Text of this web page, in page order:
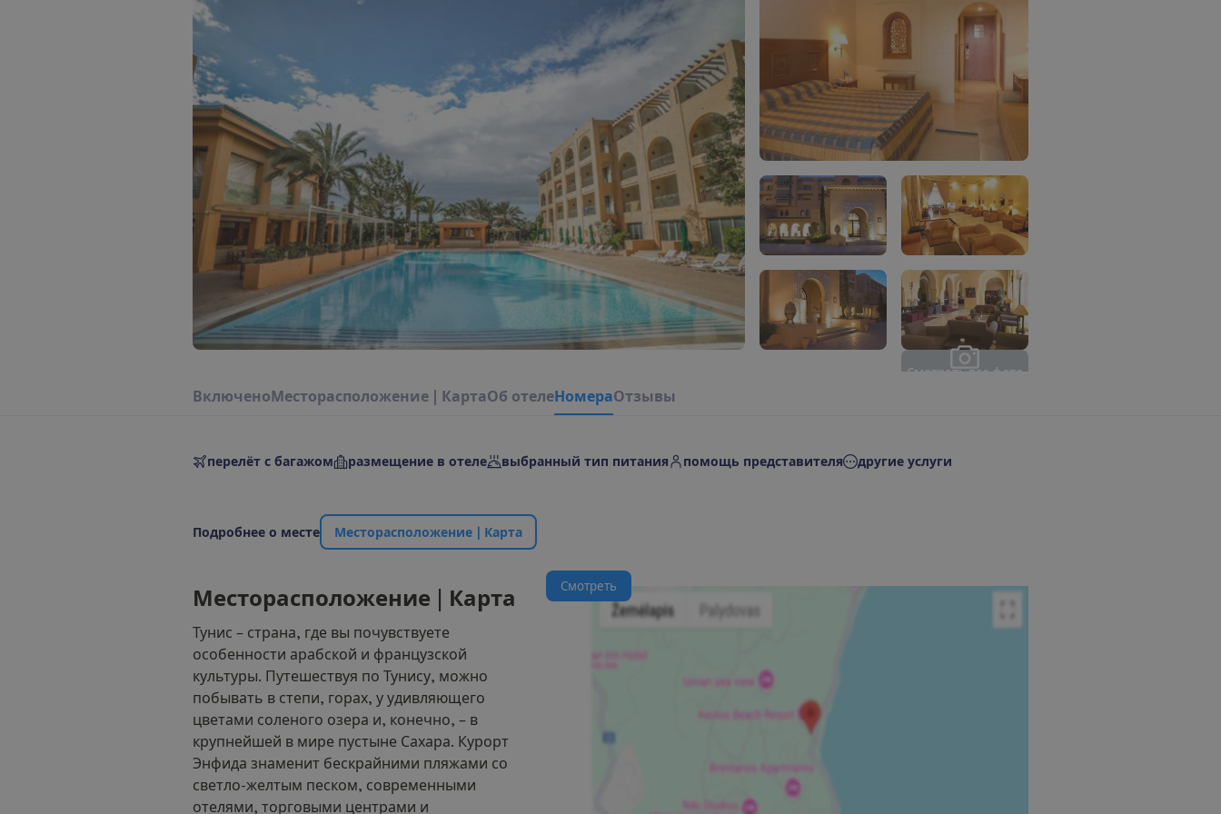
Смотреть все фото
ВключеноМесторасположение КартаОб отелеНомераОтзывы
перелёт с багажом размещение в отеле выбранный тип питания помощь представителя другие услуги
Подробнее о месте Месторасположение Карта
Месторасположение Карта
Тунис – страна, где вы почувствуете
особенности арабской и французской
культуры. Путешествуя по Тунису, можно
побывать в степи, горах, у удивляющего
цветами соленого озера и, конечно, – в
крупнейшей в мире пустыне Сахара. Курорт
Энфида знаменит бескрайними пляжами со
светло-желтым песком, современными
отелями, торговыми центрами и
Смотреть